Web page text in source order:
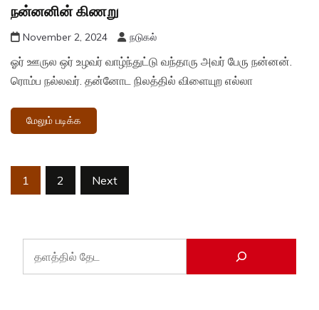
நன்னனின் கிணறு
November 2, 2024 நடுகல்
ஓர் ஊருல ஒர் உழவர் வாழ்ந்துட்டு வந்தாரு அவர் பேரு நன்னன்.
ரொம்ப நல்லவர். தன்னோட நிலத்தில் விளையுற எல்லா
மேலும் படிக்க
Posts
1 2 Next